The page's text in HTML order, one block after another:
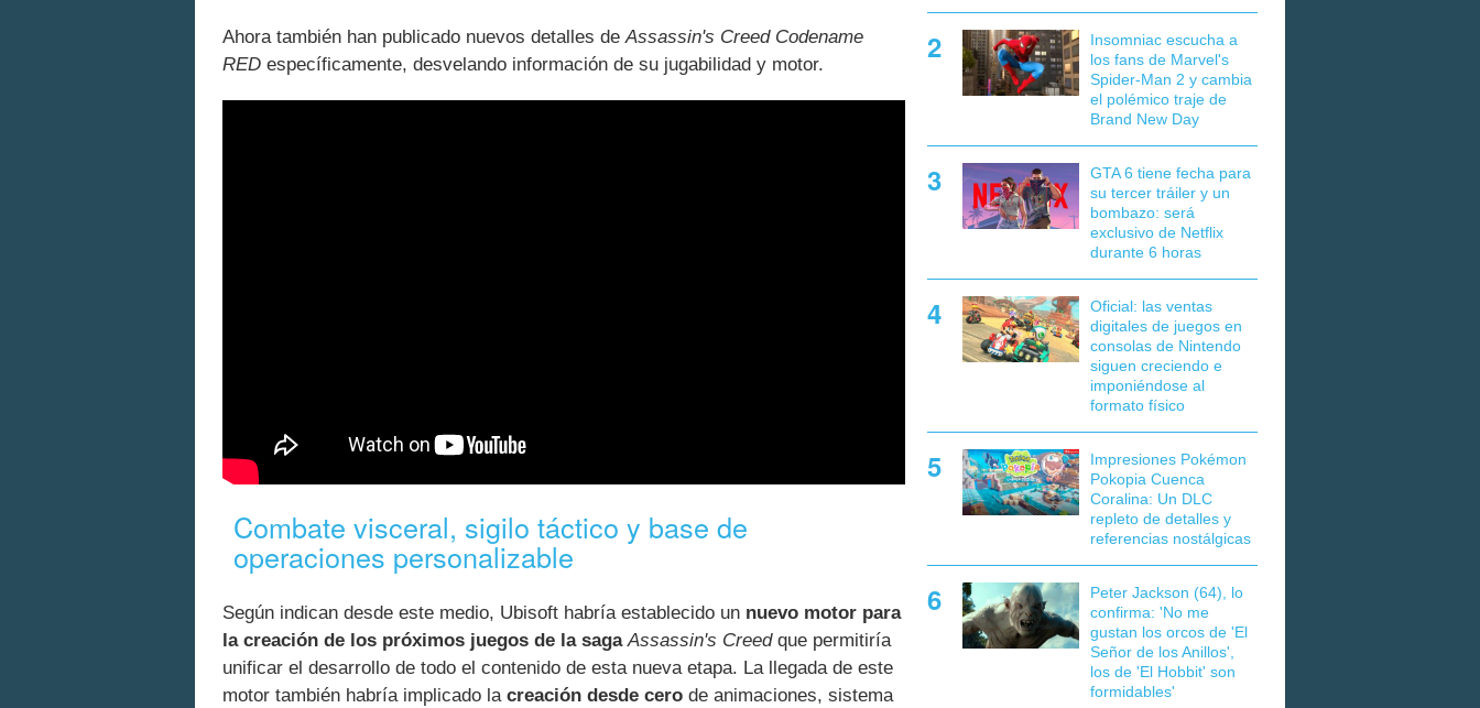
Ahora también han publicado nuevos detalles deAssassin's Creed Codename
RED específicamente, desvelando información de su jugabilidad y motor.
Combate visceral, sigilo táctico y base de
operaciones personalizable
Según indican desde este medio, Ubisoft habría establecido un nuevo motor para
la creación de los próximos juegos de la saga Assassin's Creedque permitiría
unificar el desarrollo de todo el contenido de esta nueva etapa. La llegada de este
motor también habría implicado la creación desde cero de animaciones, sistema
Insomniac escucha a
los fans de Marvel's
Spider-Man 2 y cambia
el polémico traje de
Brand New Day
GTA 6 tiene fecha para
su tercer tráiler y un
bombazo: será
exclusivo de Netflix
durante 6 horas
Oficial: las ventas
digitales de juegos en
consolas de Nintendo
siguen creciendo e
imponiéndose al
formato físico
Impresiones Pokémon
Pokopia Cuenca
Coralina: Un DLC
repleto de detalles y
referencias nostálgicas
Peter Jackson (64), lo
confirma: 'No me
gustan los orcos de 'El
Señor de los Anillos',
los de 'El Hobbit' son
formidables'